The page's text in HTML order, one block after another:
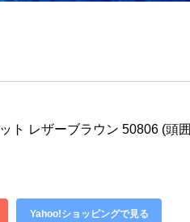
ト レザーブラウン 50806 (頭囲
Yahoo!ショッピングで見る